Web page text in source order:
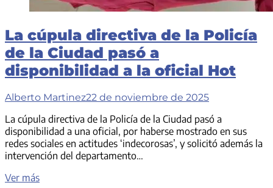
La cúpula directiva de la Policía
de la Ciudad pasó a
disponibilidad a la oficial Hot
Alberto Martinez22 de noviembre de 2025
La cúpula directiva de la Policía de la Ciudad pasó a
disponibilidad a una oficial, por haberse mostrado en sus
redes sociales en actitudes ‘indecorosas’, y solicitó además la
intervención del departamento…
Ver másLa